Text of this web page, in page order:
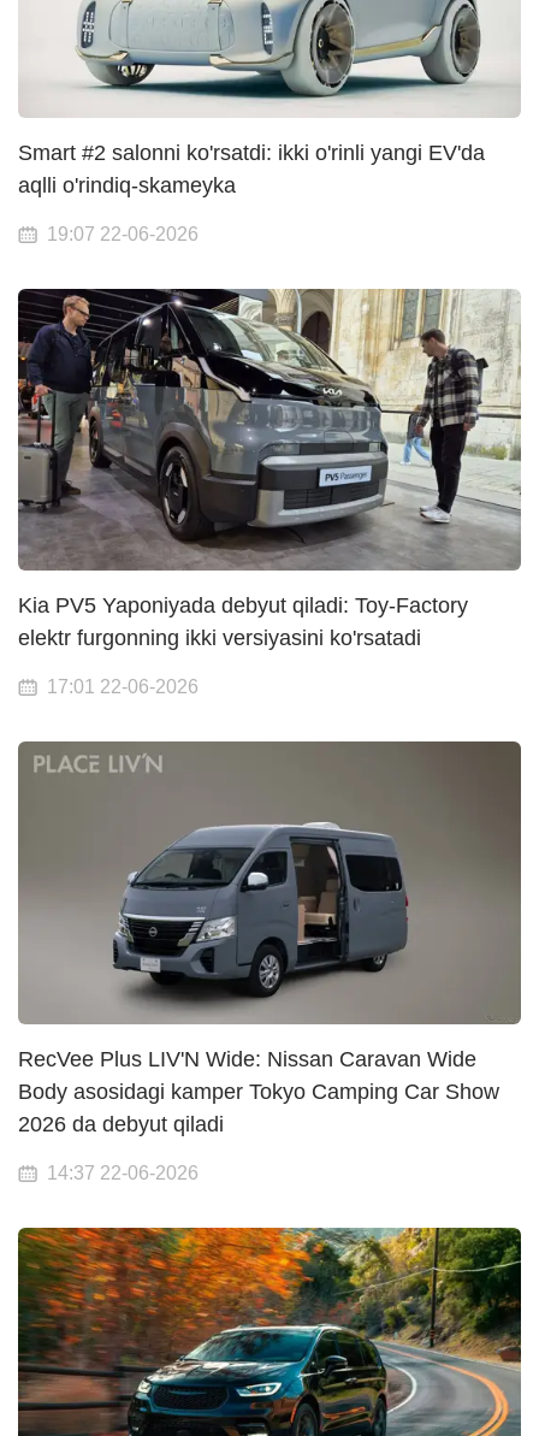
Smart #2 salonni ko'rsatdi: ikki o'rinli yangi EV'da
aqlli o'rindiq-skameyka
19:07 22-06-2026
Kia PV5 Yaponiyada debyut qiladi: Toy-Factory
elektr furgonning ikki versiyasini ko'rsatadi
17:01 22-06-2026
RecVee Plus LIV'N Wide: Nissan Caravan Wide
Body asosidagi kamper Tokyo Camping Car Show
2026 da debyut qiladi
14:37 22-06-2026